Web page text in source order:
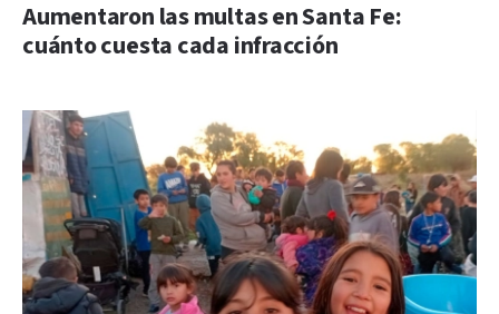
Aumentaron las multas en Santa Fe:
cuánto cuesta cada infracción